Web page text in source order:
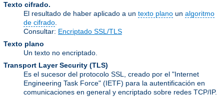
Texto cifrado.
El resultado de haber aplicado a un texto plano un algoritmo
de cifrado
Consultar: Encriptado SSL/TLS
Texto plano
Un texto no encriptado.
Transport Layer Security (TLS)
Es el sucesor del protocolo SSL, creado por el "Internet
Engineering Task Force" (IETF) para la autentificación en
comunicaciones en general y encriptado sobre redes TCP/IP.